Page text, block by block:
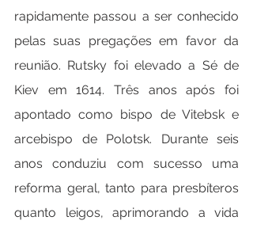
rapidamente passou a ser conhecido
pelas suas pregações em favor da
reunião. Rutsky foi elevado a Sé de
Kiev em 1614. Três anos após foi
apontado como bispo de Vitebsk e
arcebispo de Polotsk. Durante seis
anos conduziu com sucesso uma
reforma geral, tanto para presbíteros
quanto leigos, aprimorando a vida